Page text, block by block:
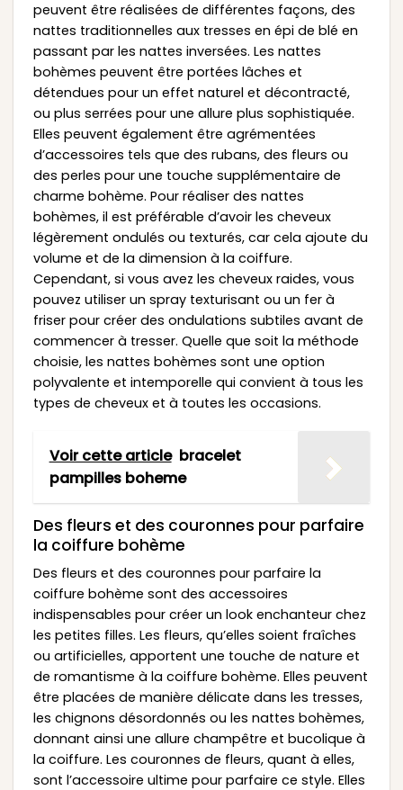
peuvent être réalisées de différentes façons, des
nattes traditionnelles aux tresses en épi de blé en
passant par les nattes inversées. Les nattes
bohèmes peuvent être portées lâches et
détendues pour un effet naturel et décontracté,
ou plus serrées pour une allure plus sophistiquée.
Elles peuvent également être agrémentées
d’accessoires tels que des rubans, des fleurs ou
des perles pour une touche supplémentaire de
charme bohème. Pour réaliser des nattes
bohèmes, il est préférable d’avoir les cheveux
légèrement ondulés ou texturés, car cela ajoute du
volume et de la dimension à la coiffure.
Cependant, si vous avez les cheveux raides, vous
pouvez utiliser un spray texturisant ou un fer à
friser pour créer des ondulations subtiles avant de
commencer à tresser. Quelle que soit la méthode
choisie, les nattes bohèmes sont une option
polyvalente et intemporelle qui convient à tous les
types de cheveux et à toutes les occasions.
Voir cette article bracelet
pampilles boheme
Des fleurs et des couronnes pour parfaire
la coiffure bohème
Des fleurs et des couronnes pour parfaire la
coiffure bohème sont des accessoires
indispensables pour créer un look enchanteur chez
les petites filles. Les fleurs, qu’elles soient fraîches
ou artificielles, apportent une touche de nature et
de romantisme à la coiffure bohème. Elles peuvent
être placées de manière délicate dans les tresses,
les chignons désordonnés ou les nattes bohèmes,
donnant ainsi une allure champêtre et bucolique à
la coiffure. Les couronnes de fleurs, quant à elles,
sont l’accessoire ultime pour parfaire ce style. Elles